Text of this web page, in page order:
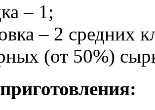
– 1;
– 2 средних
(от 50%)